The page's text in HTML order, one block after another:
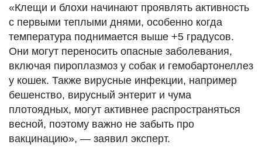
«Клещи и блохи начинают проявлять активность
с первыми теплыми днями, особенно когда
температура поднимается выше +5 градусов.
Они могут переносить опасные заболевания,
включая пироплазмоз у собак и гемобартонеллез
у кошек. Также вирусные инфекции, например
бешенство, вирусный энтерит и чума
плотоядных, могут активнее распространяться
весной, поэтому важно не забыть про
вакцинацию», — заявил эксперт.